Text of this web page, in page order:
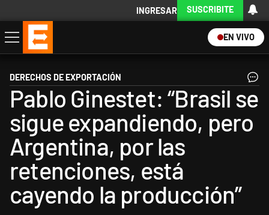
INGRESAR SUSCRIBITE
EN VIVO
Economía
Política
Internacional
Actualidad
Descargá la App
DERECHOS DE EXPORTACIÓN
Pablo Ginestet: “Brasil se
sigue expandiendo, pero
Argentina, por las
retenciones, está
cayendo la producción”